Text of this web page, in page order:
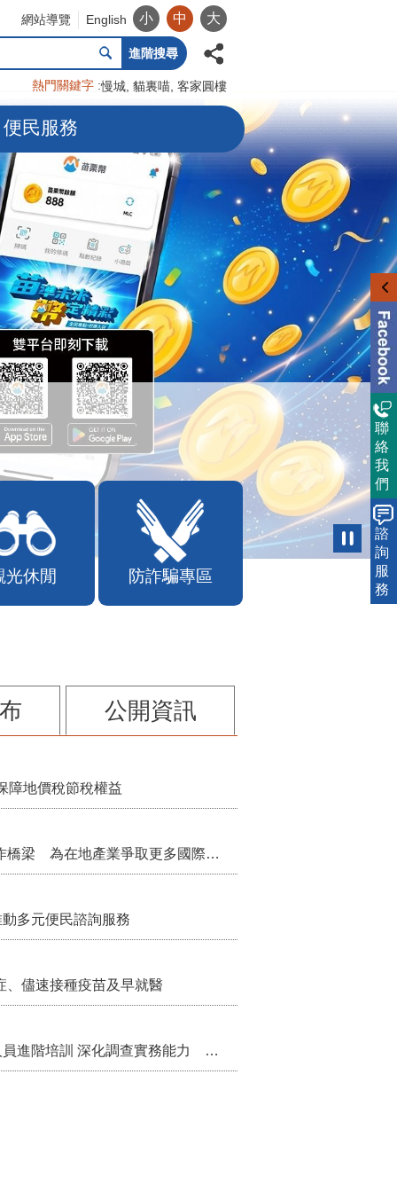
網站導覽 English 小 中 大
進階搜尋
熱門關鍵字 慢城 貓裏喵 客家圓樓
便民服務
光休閒 防詐騙專區
公開資訊
障地價稅節稅權益
把握國際交流契機 苗栗縣政府搭建海外合作橋梁 為在地產業爭取更多國際市場機會
多元便民諮詢服務
、儘速接種疫苗及早就醫
苗栗縣辦理115年度校園性別事件調查專業人員進階培訓 深化調查實務能力 持續打造安全友善校園
聯
絡
我
們
諮
詢
服
務